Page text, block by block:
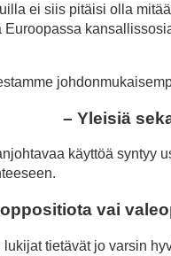
ei siis pitäisi olla
Euroopassa
– Yleisiä
käyttöä syntyy
vai
tietävät jo varsin